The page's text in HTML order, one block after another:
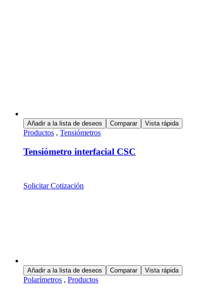
Añadir a la lista de deseos Comparar Vista rápida
Productos , Tensiómetros
Tensiómetro interfacial CSC
Solicitar Cotización
Añadir a la lista de deseos Comparar Vista rápida
Polarímetros , Productos